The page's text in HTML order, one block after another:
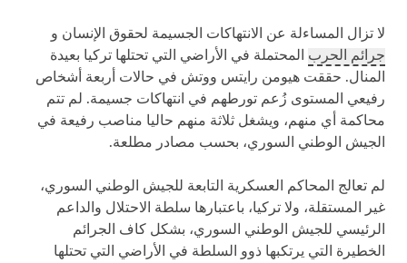
لا تزال المساءلة عن الانتهاكات الجسيمة لحقوق الإنسان و
جرائم الحرب المحتملة في الأراضي التي تحتلها تركيا بعيدة
المنال. حققت هيومن رايتس ووتش في حالات أربعة أشخاص
رفيعي المستوى زُعم تورطهم في انتهاكات جسيمة. لم تتم
محاكمة أي منهم، ويشغل ثلاثة منهم حاليا مناصب رفيعة في
الجيش الوطني السوري، بحسب مصادر مطلعة.
لم تعالج المحاكم العسكرية التابعة للجيش الوطني السوري،
غير المستقلة، ولا تركيا، باعتبارها سلطة الاحتلال والداعم
الرئيسي للجيش الوطني السوري، بشكل كاف الجرائم
الخطيرة التي يرتكبها ذوو السلطة في الأراضي التي تحتلها